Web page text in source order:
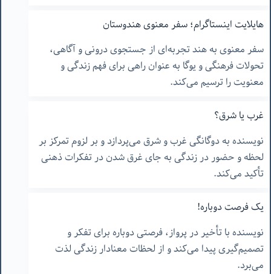
هایلایت اینستاگرام؛ سفر معنوی هندوستان
سفر معنوی به هند تجربه‌ای از جستجوی درونی و آگاهی،
تحولات فرهنگی و یوگا به عنوان راهی برای فهم زندگی و
معنویت را ترسیم می‌کند.
غرب یا شرق؟
نویسنده به دوگانگی غرب و شرق می‌پردازد و بر لزوم تمرکز بر
لحظه و حضور در زندگی به جای غرق شدن در تفکرات ذهنی
تأکید می‌کند.
یک فرصت دوباره!
نویسنده با تأخیر در پرواز، فرصتی دوباره برای تفکر و
تصمیم‌گیری پیدا می‌کند و از لحظات معنادار زندگی لذت
می‌برد.